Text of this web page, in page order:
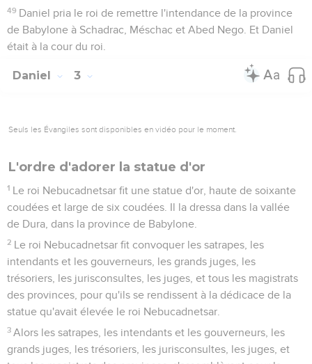
49 Daniel pria le roi de remettre l'intendance de la province
de Babylone à Schadrac, Méschac et Abed Nego. Et Daniel
était à la cour du roi.
Daniel 3
Seuls les Évangiles sont disponibles en vidéo pour le moment.
L'ordre d'adorer la statue d'or
1 Le roi Nebucadnetsar fit une statue d'or, haute de soixante
coudées et large de six coudées. Il la dressa dans la vallée
de Dura, dans la province de Babylone.
2 Le roi Nebucadnetsar fit convoquer les satrapes, les
intendants et les gouverneurs, les grands juges, les
trésoriers, les jurisconsultes, les juges, et tous les magistrats
des provinces, pour qu'ils se rendissent à la dédicace de la
statue qu'avait élevée le roi Nebucadnetsar.
3 Alors les satrapes, les intendants et les gouverneurs, les
grands juges, les trésoriers, les jurisconsultes, les juges, et